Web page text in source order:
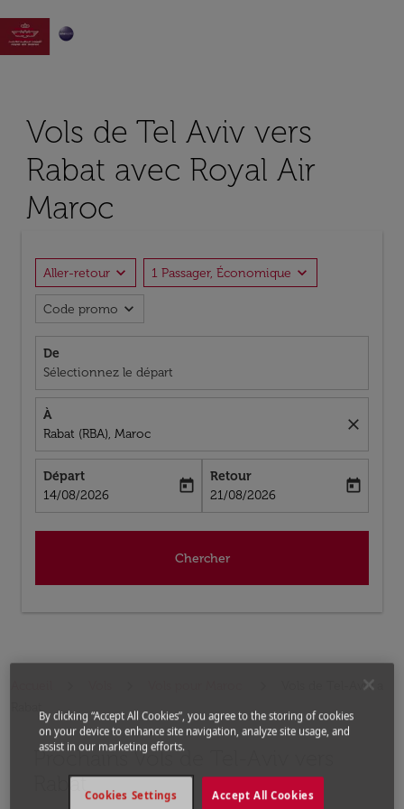

Vols de Tel Aviv vers
Rabat avec Royal Air
Maroc
Aller-retour expand_more 1 Passager, Économique expand_more
Code promo expand_more
De
Sélectionnez le départ
À
Rabat (RBA), Maroc
close
Départ
fc-booking-departure-date-aria-label
14/08/2026
today
Retour
fc-booking-return-date-aria-label
21/08/2026
today
Chercher
Vols de Tel-Aviv a
Prochains Vols de Tel-Aviv vers
Rabat
Aucun tarif trouvé pour les options populaires
By clicking “Accept All Cookies”, you agree to the storing of cookies
on your device to enhance site navigation, analyze site usage, and
assist in our marketing efforts.
Accept All Cookies
Cookies Settings